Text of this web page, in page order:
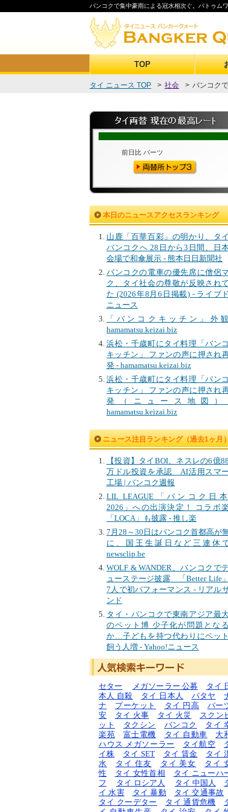
バンコクで集中豪雨による冠水相次ぐ。パトゥム
TOP
タイ ニュース TOP > 社会 > バンコク
本日のニュースアクセスランキング
山鹿「百華百彩」の明かり、タ
バンコクへ 28日から3日間、日
会場で和傘展示 - 熊本日日新聞社
バンコクの電車の優先席に僧侶
ク、タイ社会の尊敬が反映され
た (2026年8月6日掲載) - ライブ
ニュース
「バンコクキッチン」外
hamamatsu.keizai.biz
浜松・千歳町にタイ料理「バン
キッチン」 ファンの声に押され
発 - hamamatsu.keizai.biz
浜松・千歳町にタイ料理「バン
キッチン」 ファンの声に押され
発（ニュース地図
hamamatsu.keizai.biz
ニュース注目ランキング（過去1ヶ月
【投資】タイBOI、ネスレの6億
万ドル投資を承認 AI活用スマ
工場 | バンコク週報
LIL LEAGUE「バンコク日
2026」への出演決定！ コラボ
「LOCA」も披露 - 推し楽
7月28～30日はバンコク首都高が
に、国王生誕日など三連休
newsclip.be
WOLF & WANDER、バンコクで
ューステージ披露 「Better Life
7人で初パフォーマンス - リアル
ンド
タイ・バンコクで東南アジア最
のペット博 少子化が問題とな
か…子どもを持つ代わりにペッ
飼う人増 - Yahoo!ニュース
セター メガソーラー 公募
タイ
本人 自殺
タイ 日本人 パタヤ
ナ
プーケット タイ 円高
バー
安
タイ 火事 タイ 火災
スクン
ット
タクシン バンコク
タイ
楽苑
富士電機 タイ 自動車
大
ハウス メガソーラー
タイ航空
イ株
タイ SET タイ 賃金
タイ
水
タイ 住友 タイ 美女
タイ
性
タイ 女性首相
タイ ニューハ
フ
タイ ロシア人 タイ 中国人
イ 水害
タイ 暴動
タイ 交通事故
タイ クーデター
タイ 通貨危機